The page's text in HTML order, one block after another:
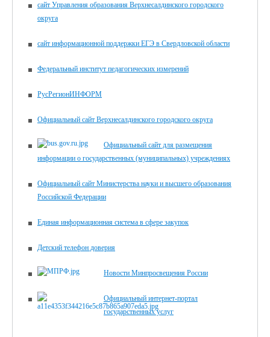
сайт Управления образования Верхнесалдинского городского
округа
сайт информационной поддержки ЕГЭ в Свердловской области
Федеральный институт педагогических измерений
РусРегионИНФОРМ
Официальный сайт Верхнесалдинского городского округа
Официальный сайт для размещения
информации о государственных (муниципальных) учреждениях
Официальный сайт Министерства науки и высшего образования
Российской Федерации
Единая информационная система в сфере закупок
Детский телефон доверия
Новости Минпросвещения России
Официальный интернет-портал
государственных услуг